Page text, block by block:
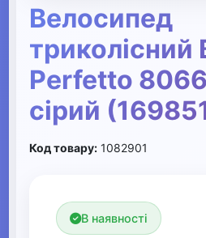
Велосипед
триколісний
Perfetto
сірий
Код товару: 1082901
В наявності